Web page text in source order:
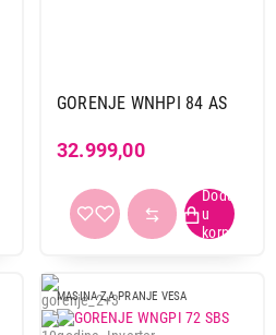
GORENJE WNHPI 84 AS
32.999,00
MASINA ZA PRANJE VESA
u korpu.